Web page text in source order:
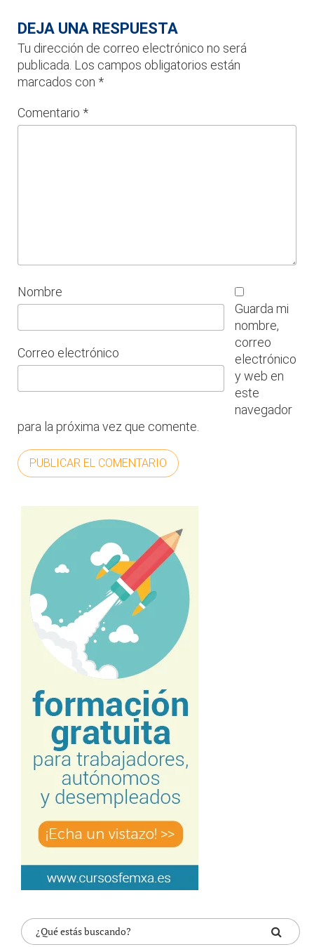
DEJA UNA RESPUESTA
Tu dirección de correo electrónico no será
publicada. Los campos obligatorios están
marcados con *
Comentario *
Nombre
Correo electrónico
Guarda mi
nombre,
correo
electrónico
y web en
este
navegador
para la próxima vez que comente.